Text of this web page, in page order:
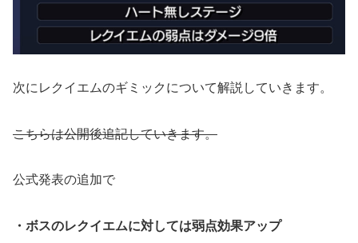
次にレクイエムのギミックについて解説していきます。
こちらは公開後追記していきます。
公式発表の追加で
・ボスのレクイエムに対しては弱点効果アップ